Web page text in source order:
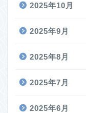
2025年10月
2025年9月
2025年8月
2025年7月
2025年6月